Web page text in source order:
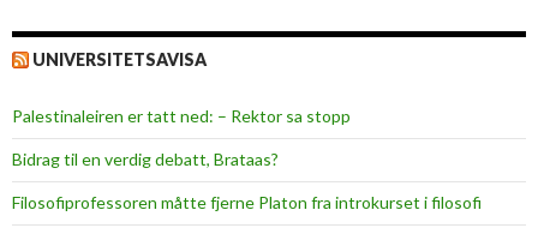
UNIVERSITETSAVISA
Palestinaleiren er tatt ned: – Rektor sa stopp
Bidrag til en verdig debatt, Brataas?
Filosofiprofessoren måtte fjerne Platon fra introkurset i filosofi